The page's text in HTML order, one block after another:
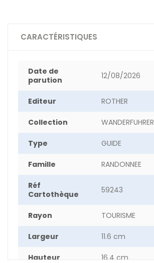
CARACTÉRISTIQUES
Date de
parution
12/08/2026
Editeur ROTHER
Collection WANDERFUHRER
Type GUIDE
Famille RANDONNEE
Réf
Cartothèque
59243
Rayon TOURISME
Largeur 11.6 cm
Hauteur 16.4 cm